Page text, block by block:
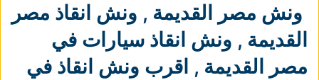
ونش مصر القديمة , ونش انقاذ مصر
القديمة , ونش انقاذ سيارات في
مصر القديمة , اقرب ونش انقاذ في